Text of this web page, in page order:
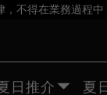
，不得在業務過程
日推介 夏